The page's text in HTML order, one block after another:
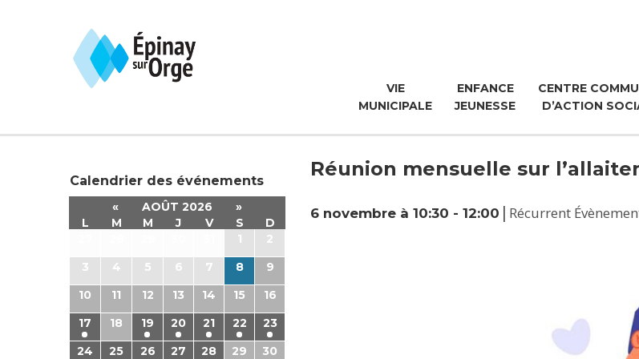
VIE
MUNICIPALE
ENFANCE
JEUNESSE
CENTRE
D’ACTION
Calendrier des événements
« AOÛT 2026
»
L
M M J V S
D
1
2
3
4 5 6 7 8
9
10
11 12 13 14 15
16
17
18 19 20 21 22
23
24
25 26 27 28 29
30
Réunion mensuelle sur
6 novembre à 10:30 - 12:00 | Récurrent